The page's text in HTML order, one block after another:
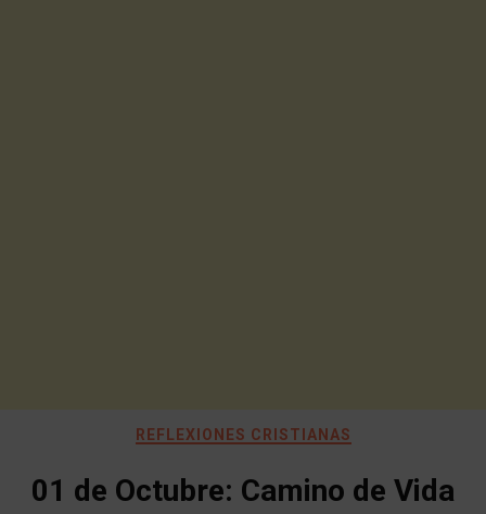
REFLEXIONES CRISTIANAS
01 de Octubre: Camino de Vida